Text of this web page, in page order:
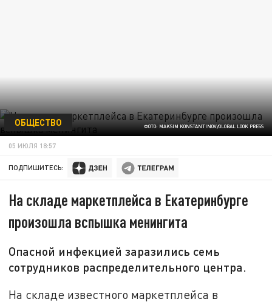
ФОТО: MAKSIM KONSTANTINOV/GLOBAL LOOK PRESS
ОБЩЕСТВО
05 ИЮЛЯ 18:57
ПОДПИШИТЕСЬ:
На складе маркетплейса в Екатеринбурге
произошла вспышка менингита
Опасной инфекцией заразились семь
сотрудников распределительного центра.
На складе известного маркетплейса в